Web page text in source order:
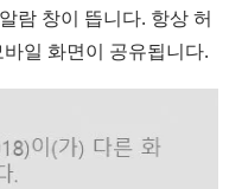
람 창이 뜹니다. 항상 허
일 화면이 공유됩니다.